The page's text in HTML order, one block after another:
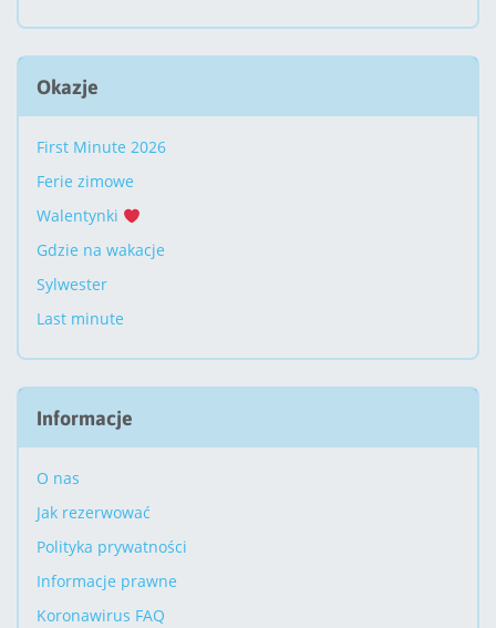
Okazje
First Minute 2026
Ferie zimowe
Walentynki
Gdzie na wakacje
Sylwester
Last minute
Informacje
O nas
Jak rezerwować
Polityka prywatności
Informacje prawne
Koronawirus FAQ